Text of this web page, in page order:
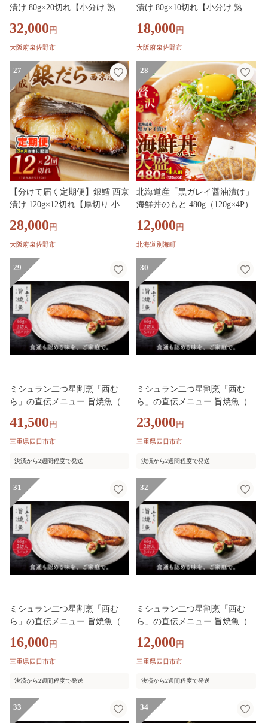
漬け 80g×20切れ【小分け 熟成
物 魚 惣菜 西京焼き 味噌 訳あ
り サイズ不揃い 全2回】 G4263
32,000 円
大阪府泉佐野市
漬け 80g×10切れ【小分け 熟成
物 魚 惣菜 西京焼き 味噌 訳あ
り サイズ不揃い 全2回】 G4262
18,000 円
大阪府泉佐野市
27
【分けて届く定期便】銀鱈 西京
漬け 120g×12切れ【厚切り 小分
ラ 海産物 魚 惣菜 西京焼き 味
噌 訳あり サイズ不揃い 全2
28,000 円
大阪府泉佐野市
28
北海道産「黒ガレイ醤油漬け」
海鮮丼のもと 480g（120g×4P）
12,000 円
北海道別海町
29
ミシュラン二つ星割烹「西む
ら」の直伝メニュー 旨焼魚（う
骨取 約65g×2切入 10パック│鮭
切り身 骨なし 西京漬け 切り身
白味噌 和食 弁当 おかず 焼くだ
け
41,500 円
三重県四日市市
決済から2週間程度で発送
30
ミシュラン二つ星割烹「西む
ら」の直伝メニュー 旨焼魚（う
骨取 約65g×2切入 5パック│鮭
切り身 骨なし 西京漬け 切り身
白味噌 和食 弁当 おかず 焼くだ
け
23,000 円
三重県四日市市
決済から2週間程度で発送
31
ミシュラン二つ星割烹「西む
ら」の直伝メニュー 旨焼魚（う
骨取 約65g×2切入 3パック│鮭
切り身 骨なし 西京漬け 切り身
白味噌 和食 弁当 おかず 焼くだ
け
16,000 円
三重県四日市市
決済から2週間程度で発送
32
ミシュラン二つ星割烹「西む
ら」の直伝メニュー 旨焼魚（う
骨取 約65g×2切入 2パック│鮭
切り身 骨なし 西京漬け 切り身
白味噌 和食 弁当 おかず 焼くだ
け
12,000 円
三重県四日市市
決済から2週間程度で発送
33 34